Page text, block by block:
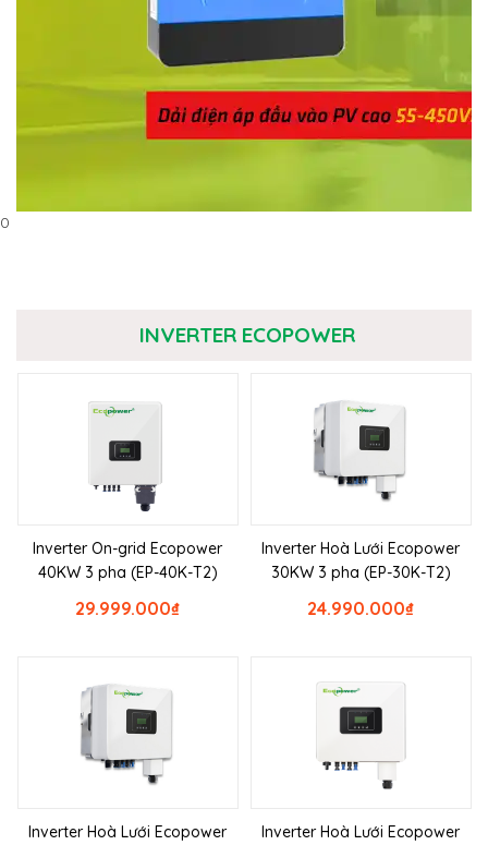
0
INVERTER ECOPOWER
Inverter On-grid Ecopower
40KW 3 pha (EP-40K-T2)
₫
29.999.000
Inverter Hoà Lưới Ecopower
30KW 3 pha (EP-30K-T2)
₫
24.990.000
Inverter Hoà Lưới Ecopower
Inverter Hoà Lưới Ecopower